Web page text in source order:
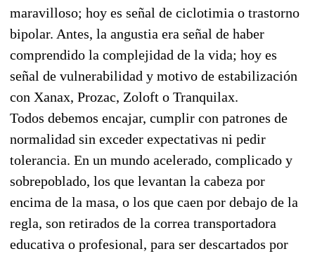
maravilloso; hoy es señal de ciclotimia o trastorno
bipolar. Antes, la angustia era señal de haber
comprendido la complejidad de la vida; hoy es
señal de vulnerabilidad y motivo de estabilización
con Xanax, Prozac, Zoloft o Tranquilax.
Todos debemos encajar, cumplir con patrones de
normalidad sin exceder expectativas ni pedir
tolerancia. En un mundo acelerado, complicado y
sobrepoblado, los que levantan la cabeza por
encima de la masa, o los que caen por debajo de la
regla, son retirados de la correa transportadora
educativa o profesional, para ser descartados por